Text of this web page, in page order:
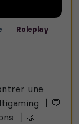
Roleplay
une
丨💬
丨🤝